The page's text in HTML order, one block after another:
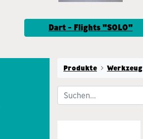
Dart - Flights "SOLO"
Produkte Werkzeug